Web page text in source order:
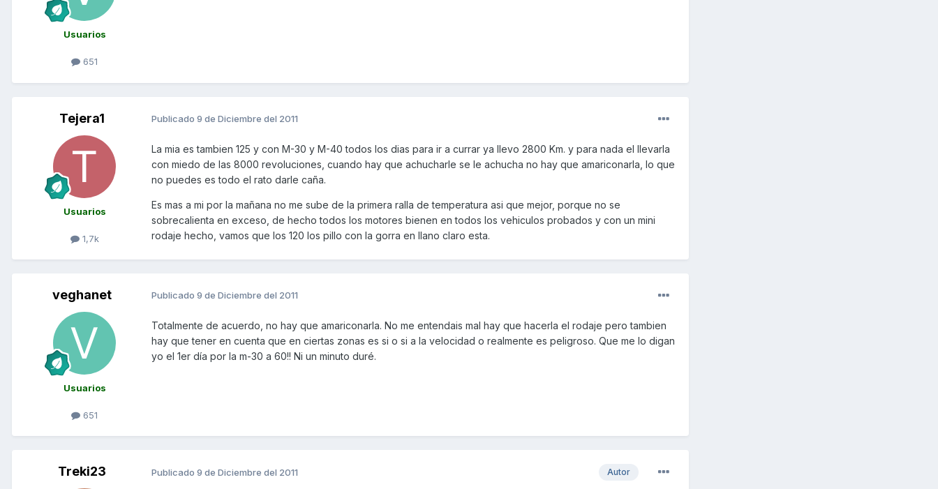
Usuarios
651
Tejera1
Usuarios
1,7k
Publicado 9 de Diciembre del 2011
La mia es tambien 125 y con M-30 y M-40 todos los dias para ir a currar ya llevo 2800 Km. y para nada el llevarla
con miedo de las 8000 revoluciones, cuando hay que achucharle se le achucha no hay que amariconarla, lo que
no puedes es todo el rato darle caña.
Es mas a mi por la mañana no me sube de la primera ralla de temperatura asi que mejor, porque no se
sobrecalienta en exceso, de hecho todos los motores bienen en todos los vehiculos probados y con un mini
rodaje hecho, vamos que los 120 los pillo con la gorra en llano claro esta.
veghanet
Usuarios
651
Publicado 9 de Diciembre del 2011
Totalmente de acuerdo, no hay que amariconarla. No me entendais mal hay que hacerla el rodaje pero tambien
hay que tener en cuenta que en ciertas zonas es si o si a la velocidad o realmente es peligroso. Que me lo digan
yo el 1er día por la m-30 a 60!! Ni un minuto duré.
Treki23 Autor
Publicado 9 de Diciembre del 2011